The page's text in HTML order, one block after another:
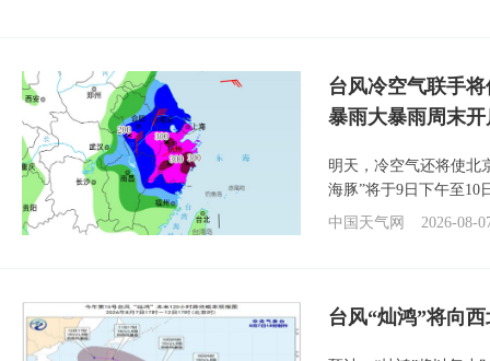
台风冷空气联手
暴雨大暴雨周末开
明天，冷空气还将使北
海豚”将于9日下午至10
中国天气网
2026-08-
台风“灿鸿”将向